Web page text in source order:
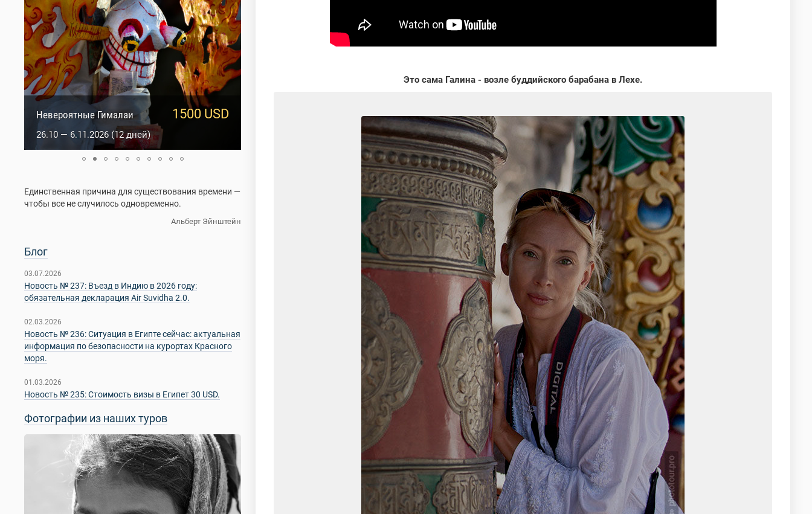
1500 USD
Невероятные Гималаи
26.10 — 6.11.2026 (12 дней)
1817 USD
Оракулы Ладакха
2.01 — 15.01.2027 (14 дней)
Единственная причина для существования времени —
чтобы все не случилось одновременно.
Альберт Эйнштейн
Блог
03.07.2026
Новость № 237: Въезд в Индию в 2026 году:
обязательная декларация Air Suvidha 2.0.
02.03.2026
Новость № 236: Ситуация в Египте сейчас: актуальная
информация по безопасности на курортах Красного
моря.
01.03.2026
Новость № 235: Стоимость визы в Египет 30 USD.
Фотографии из наших туров
Это сама Галина - возле буддийского барабана в Лехе.